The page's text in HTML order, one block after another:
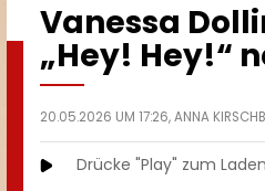
Vanessa
„Hey! Hey!“
20.05.2026 UM 17:26,ANNA
Drücke "Play" zum